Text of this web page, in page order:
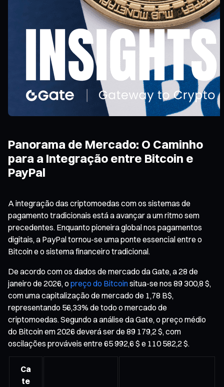
Panorama de Mercado: O Caminho
para a Integração entre Bitcoin e
PayPal
A integração das criptomoedas com os sistemas de
pagamento tradicionais está a avançar a um ritmo sem
precedentes. Enquanto pioneira global nos pagamentos
digitais, a PayPal tornou-se uma ponte essencial entre o
Bitcoin e o sistema financeiro tradicional.
De acordo com os dados de mercado da Gate, a 28 de
janeiro de 2026, opreço do Bitcoinsitua-se nos 89 300,8 $,
com uma capitalização de mercado de 1,78 B$,
representando 56,33% de todo o mercado de
criptomoedas. Segundo a análise da Gate, o preço médio
do Bitcoin em 2026 deverá ser de 89 179,2 $, com
oscilações prováveis entre 65 992,6 $ e 110 582,2 $.
Ca
te